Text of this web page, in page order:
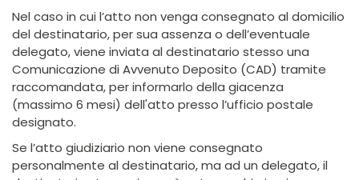
Nel caso in cui l’atto non venga consegnato al domicilio
del destinatario, per sua assenza o dell’eventuale
delegato, viene inviata al destinatario stesso una
Comunicazione di Avvenuto Deposito (CAD) tramite
raccomandata, per informarlo della giacenza
(massimo 6 mesi) dell'atto presso l’ufficio postale
designato.
Se l’atto giudiziario non viene consegnato
personalmente al destinatario, ma ad un delegato, il